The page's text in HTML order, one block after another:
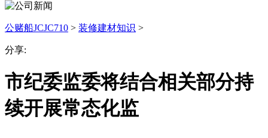
公赌船JCJC710 > 装修建材知识 >
分享:
市纪委监委将结合相关部分持
续开展常态化监